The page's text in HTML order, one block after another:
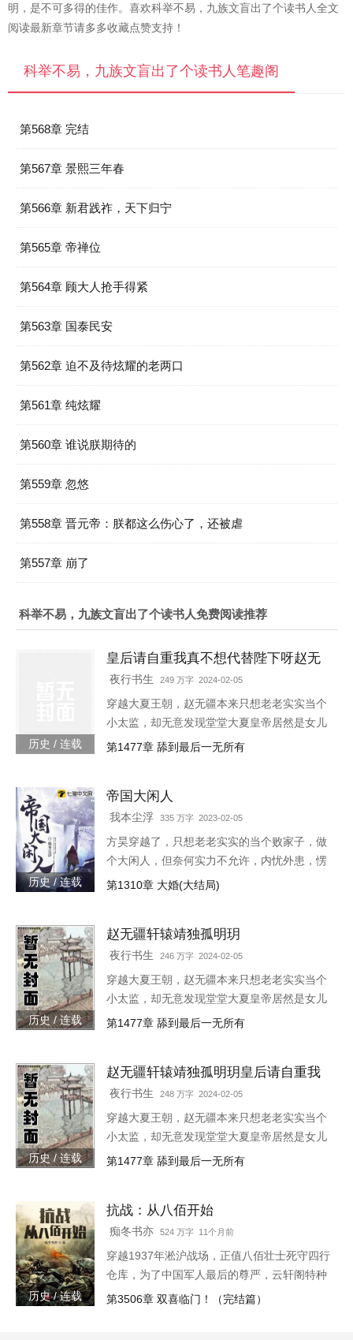
明，是不可多得的佳作。喜欢科举不易，九族文盲出了个读书人全文
阅读最新章节请多多收藏点赞支持！
科举不易，九族文盲出了个读书人笔趣阁
第568章 完结
第567章 景熙三年春
第566章 新君践祚，天下归宁
第565章 帝禅位
第564章 顾大人抢手得紧
第563章 国泰民安
第562章 迫不及待炫耀的老两口
第561章 纯炫耀
第560章 谁说朕期待的
第559章 忽悠
第558章 晋元帝：朕都这么伤心了，还被虐
第557章 崩了
科举不易，九族文盲出了个读书人免费阅读推荐
历史 / 连载
皇后请自重我真不想代替陛下呀赵无
疆轩辕靖独孤明玥
夜行书生 249 万字 2024-02-05
穿越大夏王朝，赵无疆本来只想老老实实当个
小太监，却无意发现堂堂大夏皇帝居然是女儿
身！“大胆奴才，竟然还没净身，朕诛你九
“陛下，本宫来侍寝。”女皇帝情急之下连忙吹
灭灯火，“小赵子，你替朕伺候皇后，以后便是
朕的心腹！”
第1477章 舔到最后一无所有
历史 / 连载
帝国大闲人
我本尘浮 335 万字 2023-02-05
方昊穿越了，只想老老实实的当个败家子，做
个大闲人，但奈何实力不允许，内忧外患，愣
是把一个败家子逼成了救世主，无所不能！种
第1310章 大婚(大结局)
历史 / 连载
赵无疆轩辕靖独孤明玥
夜行书生 246 万字 2024-02-05
穿越大夏王朝，赵无疆本来只想老老实实当个
小太监，却无意发现堂堂大夏皇帝居然是女儿
身！“大胆奴才，竟然还没净身，朕诛你九
“陛下，本宫来侍寝。”女皇帝情急之下连忙吹
灭灯火，“小赵子，你替朕伺候皇后，以后便是
朕的心腹！”
第1477章 舔到最后一无所有
历史 / 连载
赵无疆轩辕靖独孤明玥皇后请自重我
真不想代替陛下呀最新章节在线
夜行书生 248 万字 2024-02-05
穿越大夏王朝，赵无疆本来只想老老实实当个
小太监，却无意发现堂堂大夏皇帝居然是女儿
身！“大胆奴才，竟然还没净身，朕诛你九
“陛下，本宫来侍寝。”女皇帝情急之下连忙吹
灭灯火，“小赵子，你替朕伺候皇后，以后便是
朕的心腹！”
第1477章 舔到最后一无所有
历史 / 连载
抗战：从八佰开始
痴冬书亦 524 万字 11个月前
穿越1937年淞沪战场，正值八佰壮士死守四行
仓库，为了中国军人最后的尊严，云轩阁特种
兵赵卫东与八百将士，誓与日寇血战到底！一
第3506章 双喜临门！（完结篇）